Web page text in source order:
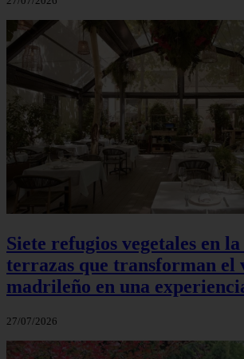
Siete refugios vegetales en
terrazas que transforman el
madrileño en una
27/07/2026